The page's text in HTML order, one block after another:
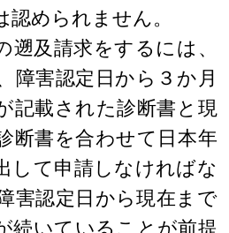
認められません。
及請求をするには、
障害認定日から３か月
記載された診断書と現
断書を合わせて日本年
して申請しなければな
害認定日から現在まで
続いていることが前提